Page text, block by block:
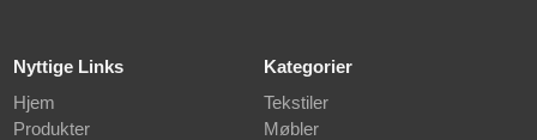
Nyttige Links
Hjem
Produkter
Kategorier
Tekstiler
Møbler